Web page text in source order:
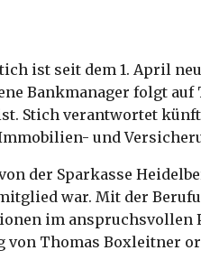
ist seit dem 1. April
Bankmanager folgt auf
Stich verantwortet
und
der Sparkasse
war. Mit der
im anspruchsvollen
von Thomas Boxleitner